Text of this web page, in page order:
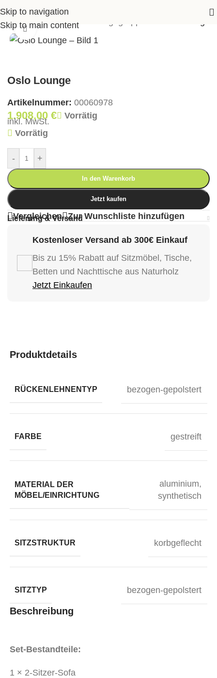
Skip to navigation
Skip to main content
>Shop>Garten>
Klick zum Vergrößern
Oslo Lounge
Artikelnummer: 00060978
1.908,00 € Vorrätig
inkl. MwSt.
Vorrätig
- +
In den Warenkorb
Jetzt kaufen
Vergleichen Zur Wunschliste hinzufügen
Lieferung & Versand
Kostenloser Versand ab 300€ Einkauf
Bis zu 15% Rabatt auf Sitzmöbel, Tische,
Betten und Nachttische aus Naturholz
Jetzt Einkaufen
Produktdetails
RÜCKENLEHNENTYP bezogen-gepolstert
FARBE gestreift
MATERIAL DER
MÖBEL/EINRICHTUNG
aluminium,
synthetisch
SITZSTRUKTUR korbgeflecht
SITZTYP bezogen-gepolstert
Beschreibung
Set-Bestandteile:
1 × 2-Sitzer-Sofa